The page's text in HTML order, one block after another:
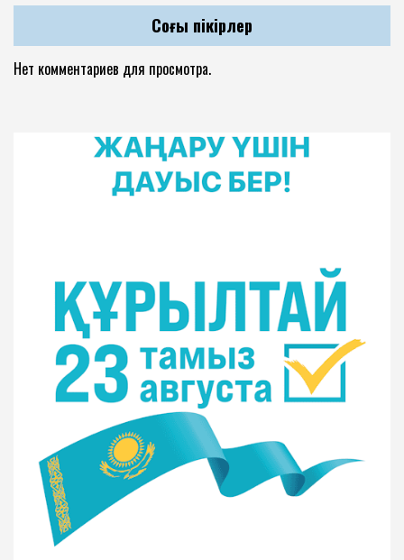
Соңғы пікірлер
Нет комментариев для просмотра.